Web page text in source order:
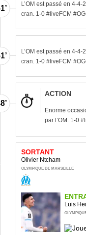
L’OM est passé en 4-
cran. 1-0 #liveFCM
L’OM est passé en 4-
cran. 1-0 #liveFCM
ACTION
Enorme
par l’OM. 1-0
SORTANT
Olivier Ntcham
OLYMPIQUE DE MARSEILLE
Luis